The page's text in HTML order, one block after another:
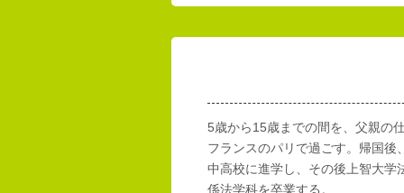
5歳から15歳までの間を、父親の
フランスのパリで過ごす。帰国後
中高校に進学し、その後上智大学
係法学科を卒業する。